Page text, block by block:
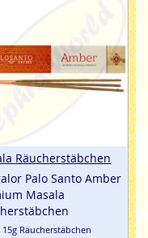
Räucherstäbchen
Palo Santo Amber
Masala
Räucherstäbchen